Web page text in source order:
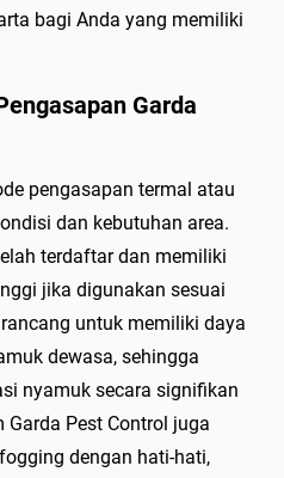
bagi Anda yang memiliki
Garda
pengasapan termal atau
dan kebutuhan area.
terdaftar dan memiliki
jika digunakan sesuai
untuk memiliki daya
dewasa, sehingga
nyamuk secara signifikan
Pest Control juga
dengan hati-hati,